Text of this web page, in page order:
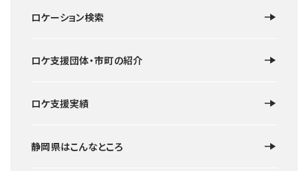
ロケーション検索
ロケ支援団体・市町の紹介
ロケ支援実績
静岡県はこんなところ